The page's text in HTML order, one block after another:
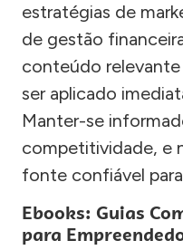
estratégias de
de gestão
conteúdo
ser aplicado
Manter-se
competitividade, e
fonte confiável
Ebooks: Guias
para